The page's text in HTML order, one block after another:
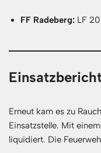
FF Radeberg: LF 20
Erneut kam es zu
Einsatzstelle. Mit
liquidiert. Die